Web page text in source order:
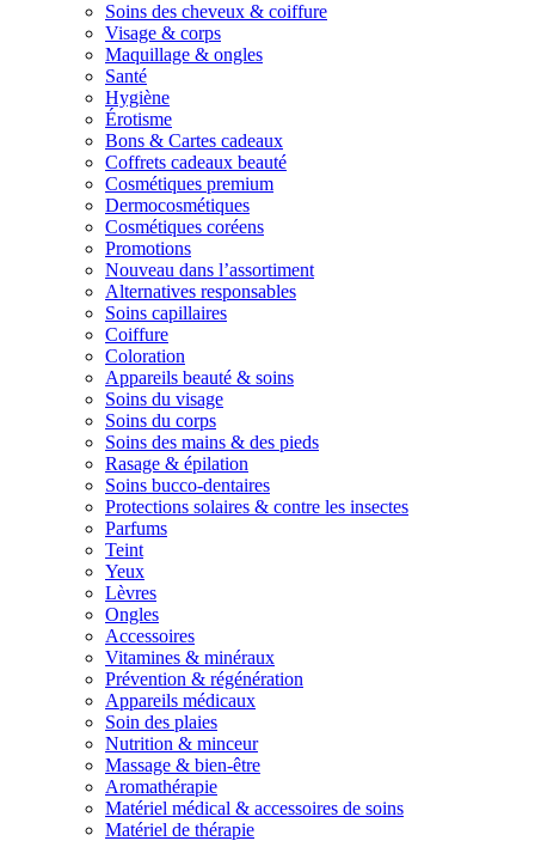
Soins des cheveux & coiffure
Visage & corps
Maquillage & ongles
Santé
Hygiène
Érotisme
Bons & Cartes cadeaux
Coffrets cadeaux beauté
Cosmétiques premium
Dermocosmétiques
Cosmétiques coréens
Promotions
Nouveau dans l’assortiment
Alternatives responsables
Soins capillaires
Coiffure
Coloration
Appareils beauté & soins
Soins du visage
Soins du corps
Soins des mains & des pieds
Rasage & épilation
Soins bucco-dentaires
Protections solaires & contre les insectes
Parfums
Teint
Yeux
Lèvres
Ongles
Accessoires
Vitamines & minéraux
Prévention & régénération
Appareils médicaux
Soin des plaies
Nutrition & minceur
Massage & bien-être
Aromathérapie
Matériel médical & accessoires de soins
Matériel de thérapie